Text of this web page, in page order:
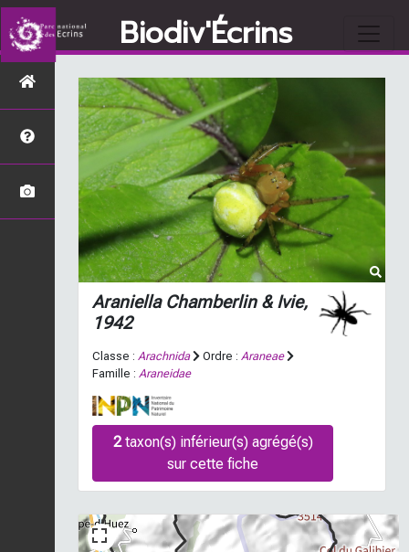
Biodiv'Écrins
AraniellaChamberlin & Ivie,
1942
Classe : Arachnida Ordre : Araneae
Famille : Araneidae
2taxon(s) inférieur(s) agrégé(s)
sur cette fiche